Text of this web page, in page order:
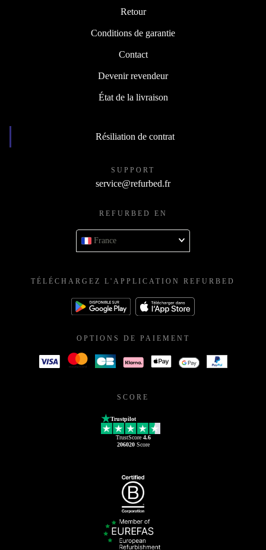
Retour
Conditions de garantie
Contact
Devenir revendeur
État de la livraison
Résiliation de contrat
SUPPORT
service@refurbed.fr
REFURBED EN
France
TÉLÉCHARGEZ L'APPLICATION REFURBED
OPTIONS DE PAIEMENT
SCORE
Trustpilot
TrustScore 4.6
206020Score